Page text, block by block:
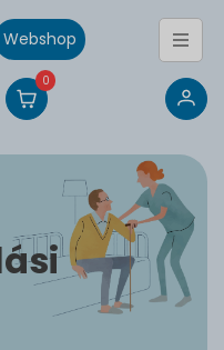
Webshop
0